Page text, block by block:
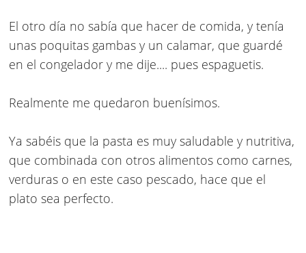
El otro día no sabía que hacer de comida, y tenía
unas poquitas gambas y un calamar, que guardé
en el congelador y me dije.... pues espaguetis.
Realmente me quedaron buenísimos.
Ya sabéis que la pasta es muy saludable y nutritiva,
que combinada con otros alimentos como carnes,
verduras o en este caso pescado, hace que el
plato sea perfecto.